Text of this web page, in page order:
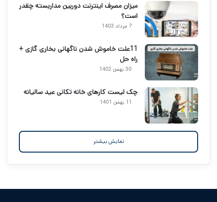
میزان مصرف اینترنت دوربین مداربسته چقدر
است؟
7 مرداد 1403
11علت خاموش شدن ناگهانی بخاری گازی +
راه حل
30 بهمن 1402
چک لیست کارهای خانه تکانی عید سالیانه
11 بهمن 1401
نمایش بیشتر